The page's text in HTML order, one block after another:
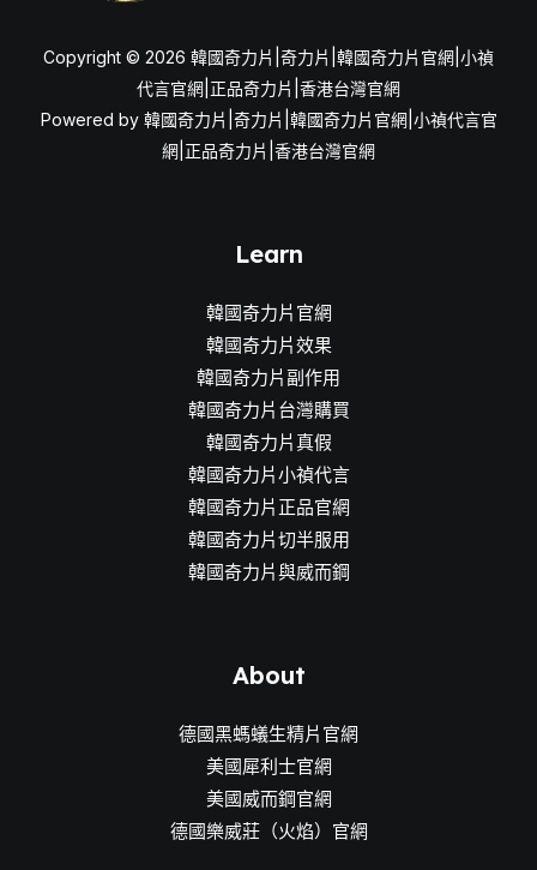
Copyright © 2026 韓國奇力片|奇力片|韓國奇力片官網|小禎
代言官網|正品奇力片|香港台灣官網
Powered by 韓國奇力片|奇力片|韓國奇力片官網|小禎代言官
網|正品奇力片|香港台灣官網
Learn
韓國奇力片官網
韓國奇力片效果
韓國奇力片副作用
韓國奇力片台灣購買
韓國奇力片真假
韓國奇力片小禎代言
韓國奇力片正品官網
韓國奇力片切半服用
韓國奇力片與威而鋼
About
德國黑螞蟻生精片官網
美國犀利士官網
美國威而鋼官網
德國樂威莊（火焰）官網